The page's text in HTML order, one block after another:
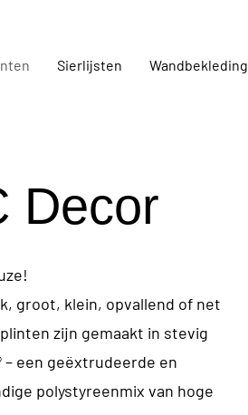
Sierlijsten Wandbekleding
Decor
groot, klein, opvallend of net
zijn gemaakt in stevig
– een geëxtrudeerde en
polystyreenmix van hoge